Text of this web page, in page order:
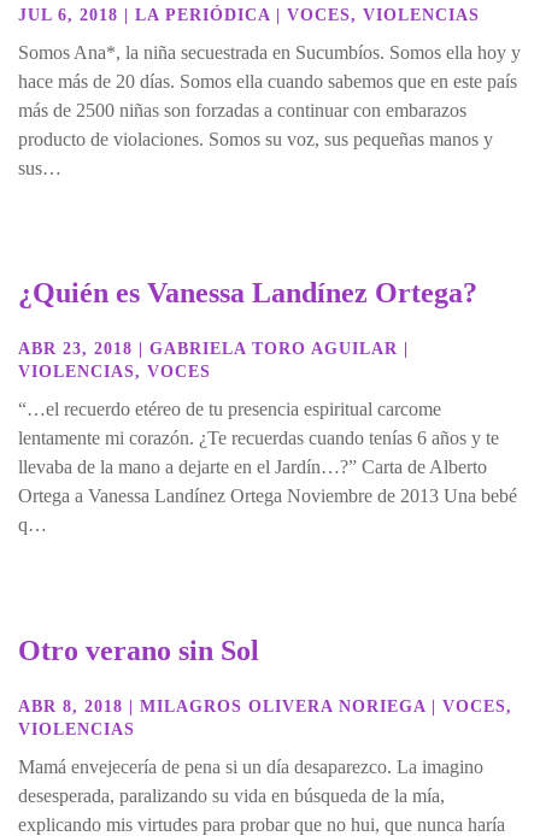
JUL 6, 2018 LA PERIÓDICA VOCES, VIOLENCIAS
Somos Ana*, la niña secuestrada en Sucumbíos. Somos ella hoy y
hace más de 20 días. Somos ella cuando sabemos que en este país
más de 2500 niñas son forzadas a continuar con embarazos
producto de violaciones. Somos su voz, sus pequeñas manos y
sus…
¿Quién es Vanessa Landínez Ortega?
ABR 23, 2018 GABRIELA TORO AGUILAR
VIOLENCIAS, VOCES
“…el recuerdo etéreo de tu presencia espiritual carcome
lentamente mi corazón. ¿Te recuerdas cuando tenías 6 años y te
llevaba de la mano a dejarte en el Jardín…?” Carta de Alberto
Ortega a Vanessa Landínez Ortega Noviembre de 2013 Una bebé
q…
Otro verano sin Sol
ABR 8, 2018 | MILAGROS OLIVERA NORIEGA | VOCES,
VIOLENCIAS
Mamá envejecería de pena si un día desaparezco. La imagino
desesperada, paralizando su vida en búsqueda de la mía,
explicando mis virtudes para probar que no hui, que nunca haría